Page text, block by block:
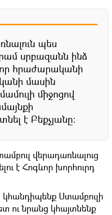
պես
սրբազանն ինձ
հրաժարականի
մասին
միջոցով
է Բեքչյանը:
վերադառնալուց
է Հոգևոր խորհուրդ
Ստամբուլի
նրանց կհայտնենք